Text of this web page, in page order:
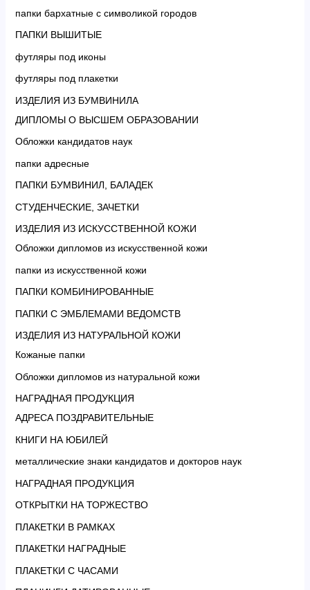
папки бархатные с символикой городов
ПАПКИ ВЫШИТЫЕ
футляры под иконы
футляры под плакетки
ИЗДЕЛИЯ ИЗ БУМВИНИЛА
ДИПЛОМЫ О ВЫСШЕМ ОБРАЗОВАНИИ
Обложки кандидатов наук
папки адресные
ПАПКИ БУМВИНИЛ, БАЛАДЕК
СТУДЕНЧЕСКИЕ, ЗАЧЕТКИ
ИЗДЕЛИЯ ИЗ ИСКУССТВЕННОЙ КОЖИ
Обложки дипломов из искусственной кожи
папки из искусственной кожи
ПАПКИ КОМБИНИРОВАННЫЕ
ПАПКИ С ЭМБЛЕМАМИ ВЕДОМСТВ
ИЗДЕЛИЯ ИЗ НАТУРАЛЬНОЙ КОЖИ
Кожаные папки
Обложки дипломов из натуральной кожи
НАГРАДНАЯ ПРОДУКЦИЯ
АДРЕСА ПОЗДРАВИТЕЛЬНЫЕ
КНИГИ НА ЮБИЛЕЙ
металлические знаки кандидатов и докторов наук
НАГРАДНАЯ ПРОДУКЦИЯ
ОТКРЫТКИ НА ТОРЖЕСТВО
ПЛАКЕТКИ В РАМКАХ
ПЛАКЕТКИ НАГРАДНЫЕ
ПЛАКЕТКИ С ЧАСАМИ